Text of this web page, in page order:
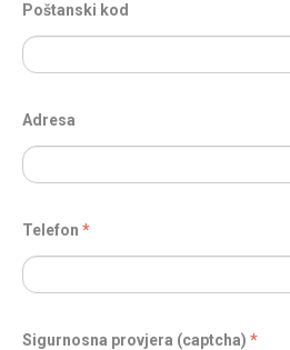
Poštanski kod
Adresa
Telefon
Sigurnosna provjera (captcha)